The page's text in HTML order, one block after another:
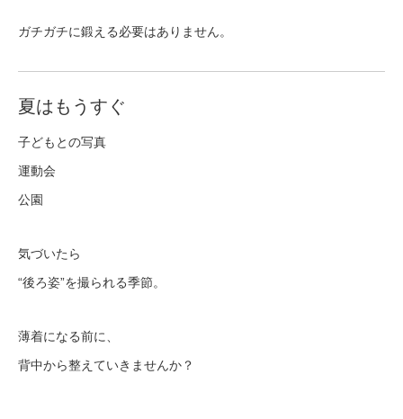
ガチガチに鍛える必要はありません。
夏はもうすぐ
子どもとの写真
運動会
公園
気づいたら
“後ろ姿”を撮られる季節。
薄着になる前に、
背中から整えていきませんか？